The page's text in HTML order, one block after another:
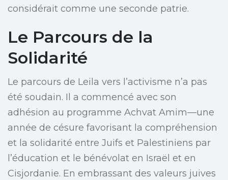
considérait comme une seconde patrie.
Le Parcours de la
Solidarité
Le parcours de Leila vers l’activisme n’a pas
été soudain. Il a commencé avec son
adhésion au programme Achvat Amim—une
année de césure favorisant la compréhension
et la solidarité entre Juifs et Palestiniens par
l’éducation et le bénévolat en Israël et en
Cisjordanie. En embrassant des valeurs juives